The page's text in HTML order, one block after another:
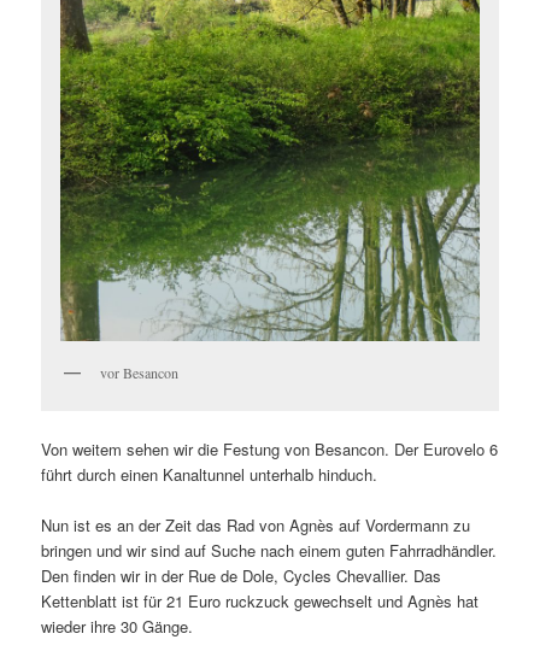
vor Besancon
Von weitem sehen wir die Festung von Besancon. Der Eurovelo 6
führt durch einen Kanaltunnel unterhalb hinduch.
Nun ist es an der Zeit das Rad von Agnès auf Vordermann zu
bringen und wir sind auf Suche nach einem guten Fahrradhändler.
Den finden wir in der Rue de Dole, Cycles Chevallier. Das
Kettenblatt ist für 21 Euro ruckzuck gewechselt und Agnès hat
wieder ihre 30 Gänge.